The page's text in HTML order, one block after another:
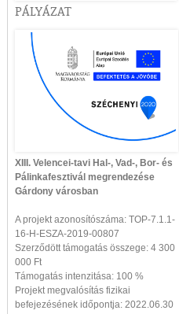
PÁLYÁZAT
XIII. Velencei-tavi Hal-, Vad-, Bor- és
Pálinkafesztivál megrendezése
Gárdony városban
A projekt azonosítószáma: TOP-7.1.1-
16-H-ESZA-2019-00807
Szerződött támogatás összege: 4 300
000 Ft
Támogatás intenzitása: 100 %
Projekt megvalósítás fizikai
befejezésének időpontja: 2022.06.30